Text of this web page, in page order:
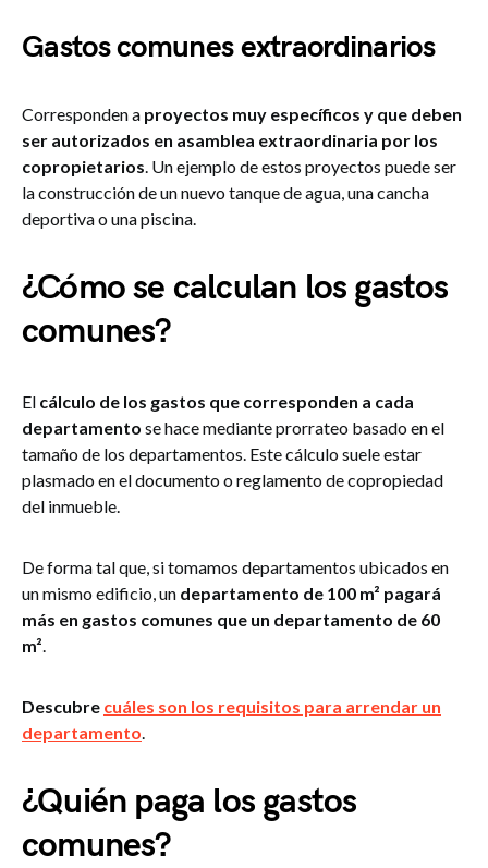
Gastos comunes extraordinarios
Corresponden a proyectos muy específicos y que deben
ser autorizados en asamblea extraordinaria por los
copropietarios. Un ejemplo de estos proyectos puede ser
la construcción de un nuevo tanque de agua, una cancha
deportiva o una piscina.
¿Cómo se calculan los gastos
comunes?
El cálculo de los gastos que corresponden a cada
departamento se hace mediante prorrateo basado en el
tamaño de los departamentos. Este cálculo suele estar
plasmado en el documento o reglamento de copropiedad
del inmueble.
De forma tal que, si tomamos departamentos ubicados en
un mismo edificio, un departamento de 100 m² pagará
más en gastos comunes que un departamento de 60
m².
Descubre cuáles son los requisitos para arrendar un
departamento.
¿Quién paga los gastos
comunes?